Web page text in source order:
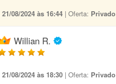
21/08/2024 às 16:44 | Oferta: Privado
Willian R.
21/08/2024 às 18:30 | Oferta: Privado